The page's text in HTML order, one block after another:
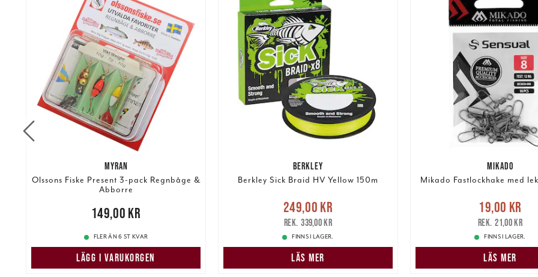
MYRAN
Olssons Fiske Present 3-pack Regnbåge &
Abborre
149,00 kr149,00 kr
FLER ÄN 6 ST KVAR
LÄGG I VARUKORGEN
BERKLEY
Berkley Sick Braid HV Yellow 150m
Nuvarande pris
Tidigare pris
249,00 kr
339,00 kr
FINNS I LAGER.
LÄS MER
MIKADO
Mikado Fastlockhake med
Nuvarande pris :19,00 kr
pris: 21,00 kr
19,00 kr
21,00 kr
FINNS I LAGER.
LÄS MER